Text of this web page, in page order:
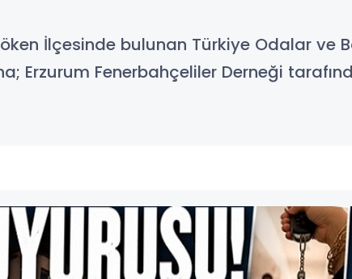
İlçesinde bulunan Türkiye Odalar ve
Erzurum Fenerbahçeliler Derneği